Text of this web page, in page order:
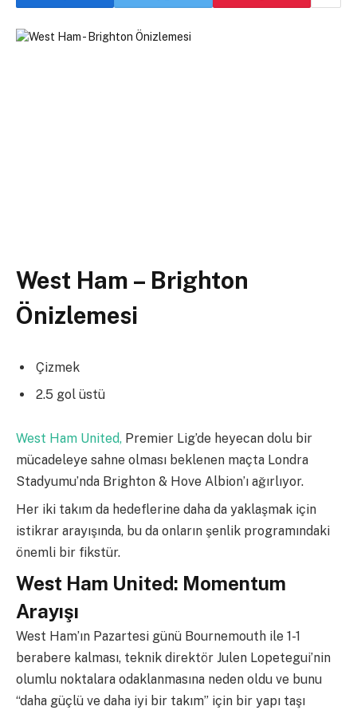
West Ham – Brighton
Önizlemesi
Çizmek
2.5 gol üstü
West Ham United, Premier Lig’de heyecan dolu bir
mücadeleye sahne olması beklenen maçta Londra
Stadyumu’nda Brighton & Hove Albion’ı ağırlıyor.
Her iki takım da hedeflerine daha da yaklaşmak için
istikrar arayışında, bu da onların şenlik programındaki
önemli bir fikstür.
West Ham United: Momentum
Arayışı
West Ham’ın Pazartesi günü Bournemouth ile 1-1
berabere kalması, teknik direktör Julen Lopetegui’nin
olumlu noktalara odaklanmasına neden oldu ve bunu
“daha güçlü ve daha iyi bir takım” için bir yapı taşı